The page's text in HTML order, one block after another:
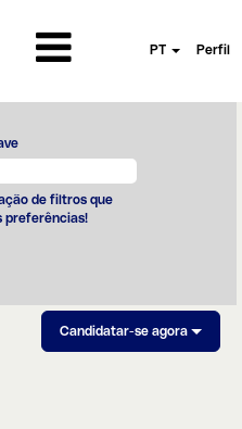
PT Perfil
de filtros que
preferências!
Candidatar-se agora